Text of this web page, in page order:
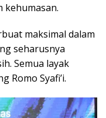
kehumasan.
maksimal dalam
seharusnya
Semua layak
Romo Syafi’i.